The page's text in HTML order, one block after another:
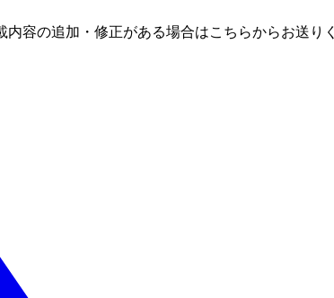
容の追加・修正がある場合はこちらからお送り